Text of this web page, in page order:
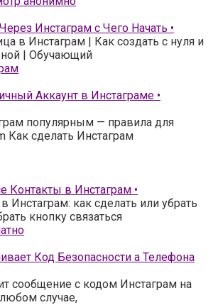
Инстаграм с Чего Начать •
в Инстаграм | Как создать с нуля и
| Обучающий
Аккаунт в Инстаграме •
популярным — правила для
Как сделать Инстаграм
Контакты в Инстаграм •
Инстаграм: как сделать или убрать
кнопку связаться
Код Безопасности а Телефона
сообщение с кодом Инстаграм на
случае,